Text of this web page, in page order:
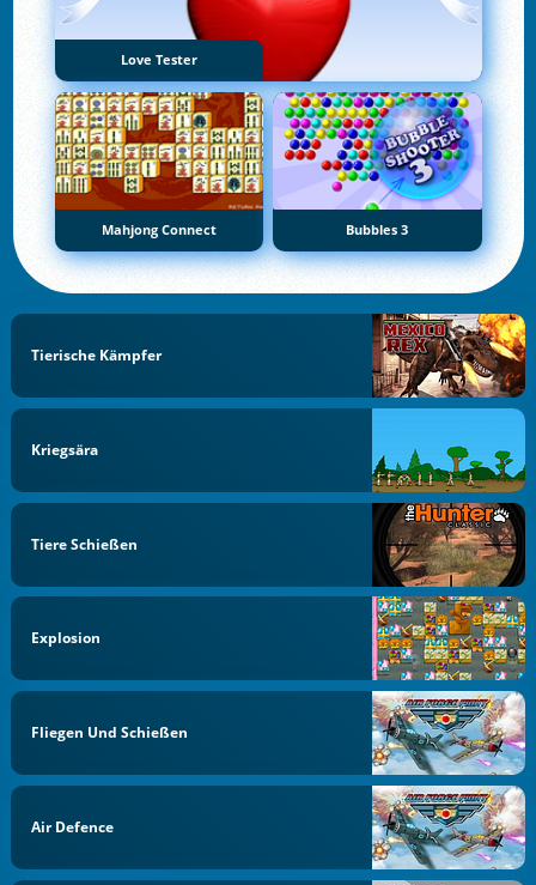
Love Tester
Mahjong Connect Bubbles 3
Tierische Kämpfer
Kriegsära
Tiere Schießen
Explosion
Fliegen Und Schießen
Air Defence